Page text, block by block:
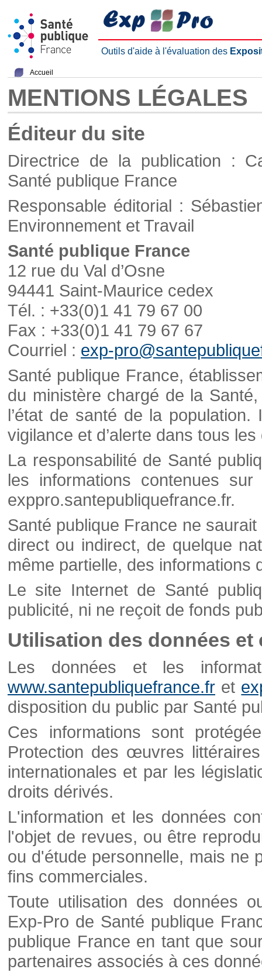
Outils d'aide à l'évaluation des
Accueil
MENTIONS LÉGALES
Éditeur du site
Directrice de la publication :
Santé publique France
Responsable éditorial :
Environnement et Travail
Santé publique France
12 rue du Val d’Osne
94441 Saint-Maurice cedex
Tél. : +33(0)1 41 79 67 00
Fax : +33(0)1 41 79 67 67
Courriel : exp-
Santé publique France,
du ministère chargé de la
l’état de santé de la
vigilance et d’alerte dans tous
La responsabilité de Santé
les informations contenues
exppro.santepubliquefrance.fr.
Santé publique France ne
direct ou indirect, de quelque
même partielle, des informations
Le site Internet de Santé
publicité, ni ne reçoit de fonds
Utilisation des données et
Les données et les
www.santepubliquefrance.fr et
disposition du public par Santé
Ces informations sont
Protection des œuvres
internationales et par les
droits dérivés.
L'information et les données
l'objet de revues, ou être
ou d'étude personnelle, mais ne
fins commerciales.
Toute utilisation des données
Exp-Pro de Santé publique
publique France en tant que
partenaires associés à ces